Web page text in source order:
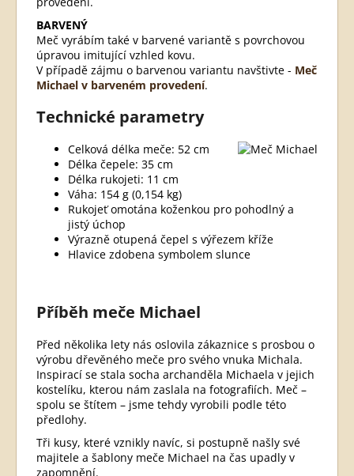
BARVENÝ
Meč vyrábím také v barvené variantě s povrchovou
úpravou imitující vzhled kovu.
V případě zájmu o barvenou variantu navštivte - Meč
Michael v barveném provedení.
Technické parametry
Celková délka meče: 52 cm
Délka čepele: 35 cm
Délka rukojeti: 11 cm
Váha: 154 g (0,154 kg)
Rukojeť omotána koženkou pro pohodlný a
jistý úchop
Výrazně otupená čepel s výřezem kříže
Hlavice zdobena symbolem slunce
Příběh meče Michael
Před několika lety nás oslovila zákaznice s prosbou o
výrobu dřevěného meče pro svého vnuka Michala.
Inspirací se stala socha archanděla Michaela v jejich
kostelíku, kterou nám zaslala na fotografiích. Meč –
spolu se štítem – jsme tehdy vyrobili podle této
předlohy.
Tři kusy, které vznikly navíc, si postupně našly své
majitele a šablony meče Michael na čas upadly v
zapomnění.